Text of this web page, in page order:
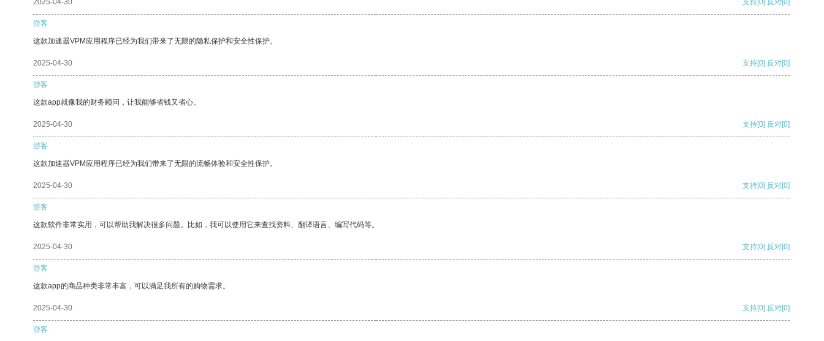
2025-04-30 支持[0] 反对[0]
游客
这款加速器VPM应用程序已经为我们带来了无限的隐私保护和安全性保护。
2025-04-30 支持[0] 反对[0]
游客
这款app就像我的财务顾问，让我能够省钱又省心。
2025-04-30 支持[0] 反对[0]
游客
这款加速器VPM应用程序已经为我们带来了无限的流畅体验和安全性保护。
2025-04-30 支持[0] 反对[0]
游客
这款软件非常实用，可以帮助我解决很多问题。比如，我可以使用它来查找资料、翻译语言、编写代码等。
2025-04-30 支持[0] 反对[0]
游客
这款app的商品种类非常丰富，可以满足我所有的购物需求。
2025-04-30 支持[0] 反对[0]
游客